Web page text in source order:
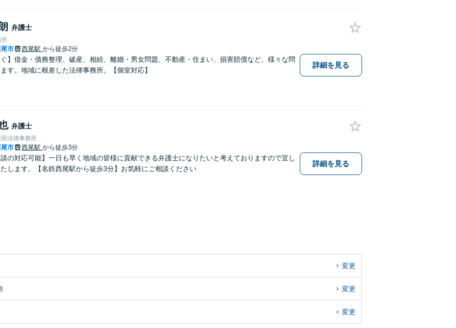
弁護士
所
市 西尾駅 から徒歩2分
ぐ】借金・債務整理、破産、相続、離婚・男女問題、不動産・住まい、損害賠償など、様々な問
す。地域に根差した法律事務所。【個室対応】
詳細を見る
弁護士
法律事務所
市 西尾駅 から徒歩3分
談の対応可能】一日も早く地域の皆様に貢献できる弁護士になりたいと考えておりますので宜し
します。【名鉄西尾駅から徒歩3分】お気軽にご相談ください
詳細を見る
変更
変更
変更